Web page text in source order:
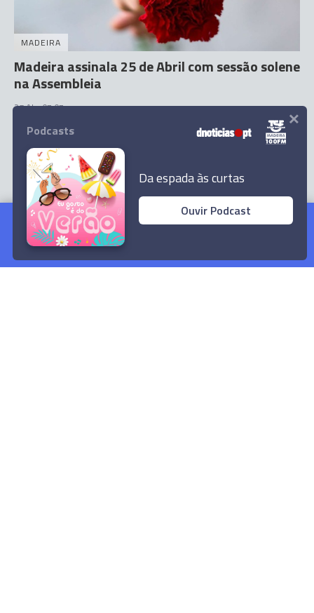
Assembleia Municipal do Funchal saúda 25 de
Abril
Ler Artigo
MADEIRA
Madeira assinala 25 de Abril com sessão solene
na Assembleia
25 Abr 07:07
Podcasts
Da espada às curtas
Ouvir Podcast
×